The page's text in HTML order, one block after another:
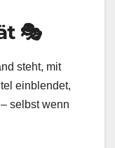
🎭
steht, mit
einblendet,
selbst wenn